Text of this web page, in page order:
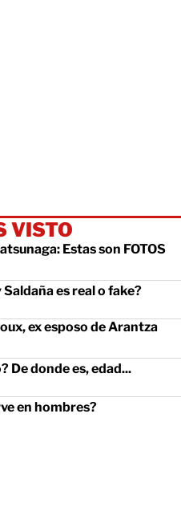
VISTO
Estas son FOTOS
es real o fake?
ex esposo de Arantza
De donde es, edad...
en hombres?